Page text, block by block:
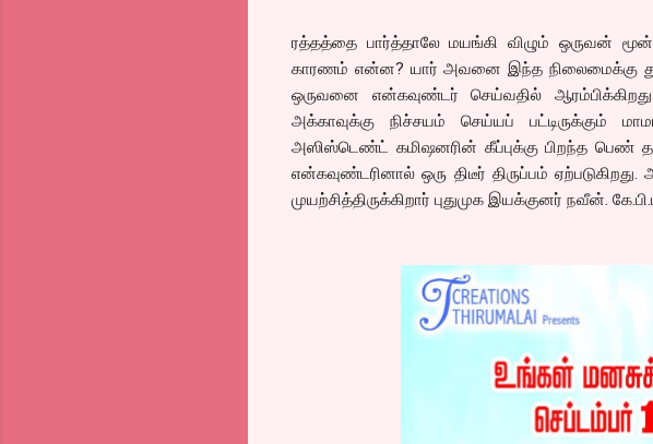
ரத்தத்தை பார்த்தாலே மயங்கி விழும் ஒருவன்
காரணம் என்ன? யார் அவனை இந்த நிலைமைக்கு
ஒருவனை என்கவுண்டர் செய்வதில்
அக்காவுக்கு நிச்சயம் செய்யப் பட்டிருக்கும்
அஸிஸ்டெண்ட் கமிஷனரின் கீப்புக்கு பிறந்த பெண்
என்கவுண்டரினால் ஒரு திடீர் திருப்பம்
முயற்சித்திருக்கிறார் புதுமுக இயக்குனர் நவீன்.